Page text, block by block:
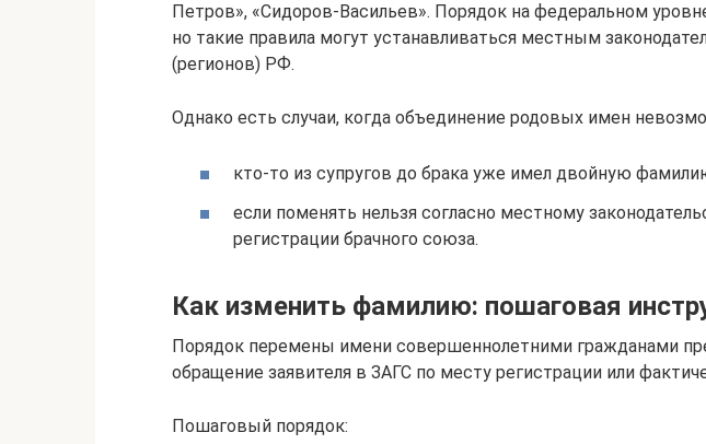
Петров», «Сидоров-Васильев». Порядок на федеральном
но такие правила могут устанавливаться местным
(регионов) РФ.
Однако есть случаи, когда объединение родовых имен
кто-то из супругов до брака уже имел двойную
если поменять нельзя согласно местному
регистрации брачного союза.
Как изменить фамилию: пошаговая
Порядок перемены имени совершеннолетними гражданами
обращение заявителя в ЗАГС по месту регистрации или
Пошаговый порядок: